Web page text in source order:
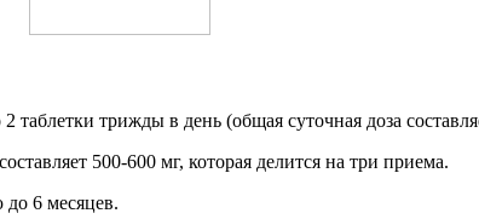
трижды в день (общая суточная доза
500-600 мг, которая делится на три приема.
до 6 месяцев.